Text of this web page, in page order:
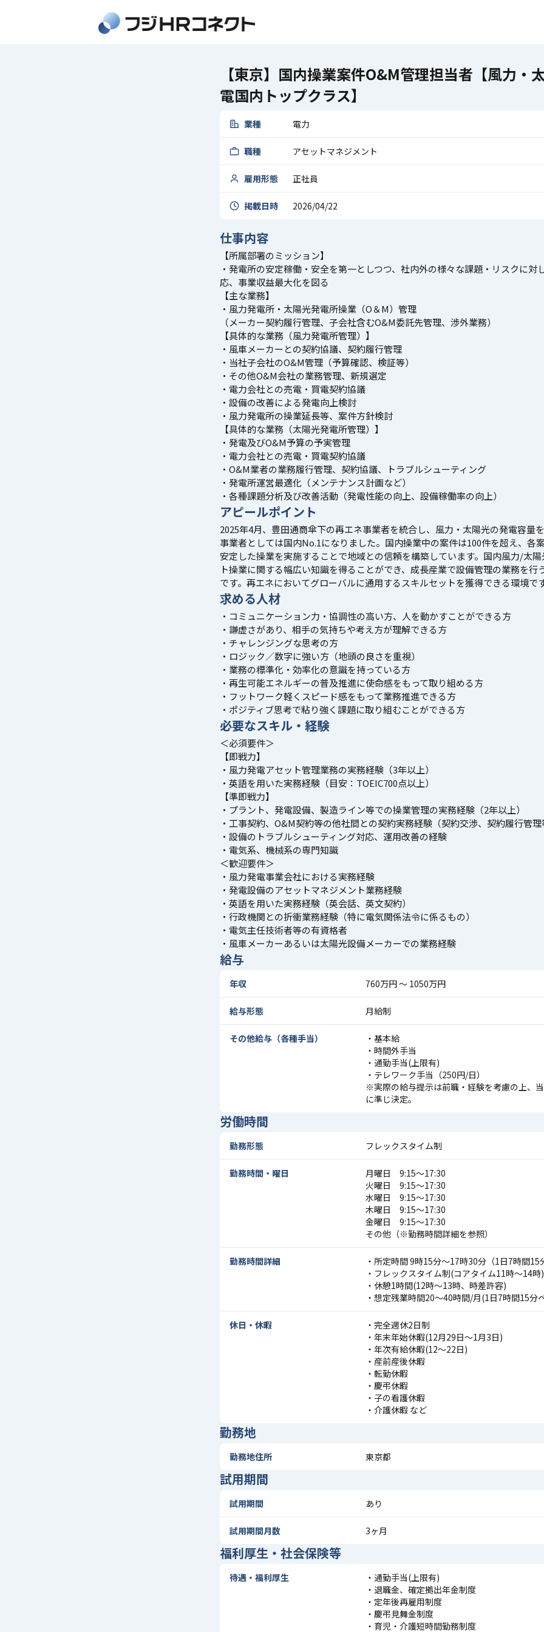
【東京】国内操業案件O&M管理担当者【風力・
電国内トップクラス】
業種 電力
職種 アセットマネジメント
雇用形態 正社員
掲載日時 2026/04/22
仕事内容
【所属部署のミッション】
・発電所の安定稼働・安全を第一としつつ、社内外の様々な課題・リスクに対
応、事業収益最大化を図る
【主な業務】
・風力発電所・太陽光発電所操業（O＆M）管理
（メーカー契約履行管理、子会社含むO&M委託先管理、渉外業務）
【具体的な業務（風力発電所管理）】
・風車メーカーとの契約協議、契約履行管理
・当社子会社のO&M管理（予算確認、検証等）
・その他O&M会社の業務管理、新規選定
・電力会社との売電・買電契約協議
・設備の改善による発電向上検討
・風力発電所の操業延長等、案件方針検討
【具体的な業務（太陽光発電所管理）】
・発電及びO&M予算の予実管理
・電力会社との売電・買電契約協議
・O&M業者の業務履行管理、契約協議、トラブルシューティング
・発電所運営最適化（メンテナンス計画など）
・各種課題分析及び改善活動（発電性能の向上、設備稼働率の向上）
アピールポイント
2025年4月、豊田通商傘下の再エネ事業者を統合し、風力・太陽光の発電容量
事業者としては国内No.1になりました。国内操業中の案件は100件を超え、各
安定した操業を実施することで地域との信頼を構築しています。国内風力/太陽
ト操業に関する幅広い知識を得ることができ、成長産業で設備管理の業務を行
です。再エネにおいてグローバルに通用するスキルセットを獲得できる環境です
求める人材
・コミュニケーション力・協調性の高い方、人を動かすことができる方
・謙虚さがあり、相手の気持ちや考え方が理解できる方
・チャレンジングな思考の方
・ロジック／数字に強い方（地頭の良さを重視）
・業務の標準化・効率化の意識を持っている方
・再生可能エネルギーの普及推進に使命感をもって取り組める方
・フットワーク軽くスピード感をもって業務推進できる方
・ポジティブ思考で粘り強く課題に取り組むことができる方
必要なスキル・経験
＜必須要件＞
【即戦力】
・風力発電アセット管理業務の実務経験（3年以上）
・英語を用いた実務経験（目安：TOEIC700点以上）
【準即戦力】
・プラント、発電設備、製造ライン等での操業管理の実務経験（2年以上）
・工事契約、O&M契約等の他社間との契約実務経験（契約交渉、契約履行管理
・設備のトラブルシューティング対応、運用改善の経験
・電気系、機械系の専門知識
＜歓迎要件＞
・風力発電事業会社における実務経験
・発電設備のアセットマネジメント業務経験
・英語を用いた実務経験（英会話、英文契約）
・行政機関との折衝業務経験（特に電気関係法令に係るもの）
・電気主任技術者等の有資格者
・風車メーカーあるいは太陽光設備メーカーでの業務経験
給与
年収 760万円 〜 1050万円
給与形態 月給制
その他給与（各種手当）
・基本給
・時間外手当
・通勤手当(上限有)
・テレワーク手当（250円/日）
※実際の給与提示は前職・経験を考慮の上、
に準じ決定。
労働時間
勤務形態 フレックスタイム制
勤務時間・曜日
月曜日 9:15〜17:30
火曜日 9:15〜17:30
水曜日 9:15〜17:30
木曜日 9:15〜17:30
金曜日 9:15〜17:30
その他（※勤務時間詳細を参照）
勤務時間詳細
・所定時間 9時15分～17時30分（1日7時間15
・フレックスタイム制(コアタイム11時～14時)
・休憩1時間(12時～13時、時差許容)
・想定残業時間20～40時間/月(1日7時間15分
休日・休暇
・完全週休2日制
・年末年始休暇(12月29日～1月3日)
・年次有給休暇(12～22日)
・産前産後休暇
・転勤休暇
・慶弔休暇
・子の看護休暇
・介護休暇 など
勤務地
勤務地住所 東京都
試用期間
試用期間 あり
試用期間月数 3ヶ月
福利厚生・社会保険等
待遇・福利厚生
・通勤手当(上限有)
・退職金、確定拠出年金制度
・定年後再雇用制度
・慶弔見舞金制度
・育児・介護短時間勤務制度